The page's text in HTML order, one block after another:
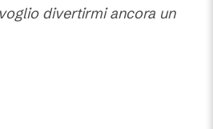
divertirmi ancora un